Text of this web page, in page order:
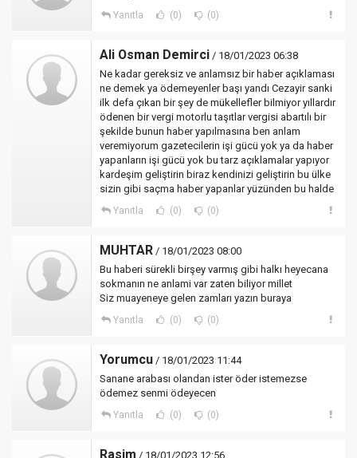
Yanıtla (0) (0)
Ali Osman Demirci / 18/01/2023 06:38
Ne kadar gereksiz ve anlamsız bir haber açıklaması
ne demek ya ödemeyenler başı yandı Cezayir sanki
ilk defa çıkan bir şey de mükellefler bilmiyor yıllardır
ödenen bir vergi motorlu taşıtlar vergisi abartılı bir
şekilde bunun haber yapılmasına ben anlam
veremiyorum gazetecilerin işi gücü yok ya da haber
yapanların işi gücü yok bu tarz açıklamalar yapıyor
kardeşim geliştirin biraz kendinizi geliştirin bu ülke
sizin gibi saçma haber yapanlar yüzünden bu halde
Yanıtla (0) (0)
MUHTAR / 18/01/2023 08:00
Bu haberi sürekli birşey varmış gibi halkı heyecana
sokmanın ne anlami var zaten biliyor millet
Siz muayeneye gelen zamları yazın buraya
Yanıtla (0) (0)
Yorumcu / 18/01/2023 11:44
Sanane arabası olandan ister öder istemezse
ödemez senmi ödeyecen
Yanıtla (0) (0)
Rasim / 18/01/2023 12:56